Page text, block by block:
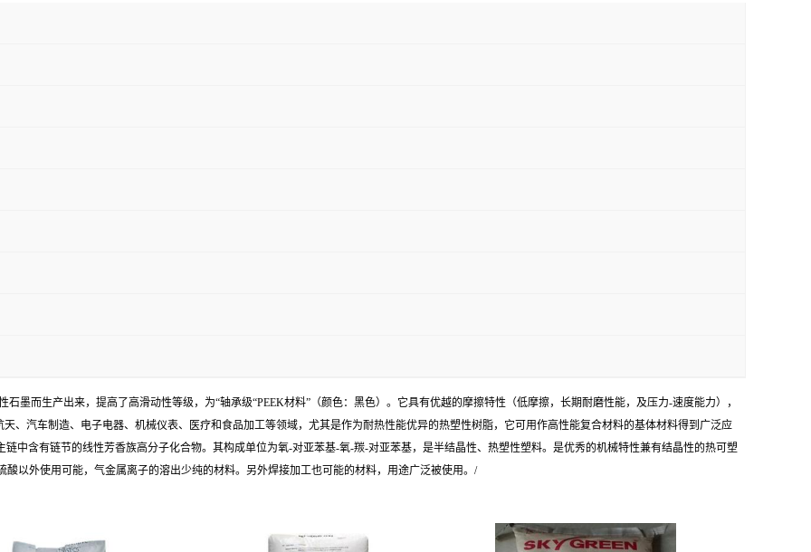
墨而生产出来，提高了高滑动性等级，为“轴承级“PEEK材料”（颜色：黑色）。它具有优越的摩擦特性（低摩擦，长期耐磨性能，及压力-速度能力），
、汽车制造、电子电器、机械仪表、医疗和食品加工等领域，尤其是作为耐热性能优异的热塑性树脂，它可用作高性能复合材料的基体材料得到广泛应
链中含有链节的线性芳香族高分子化合物。其构成单位为氧-对亚苯基-氧-羰-对亚苯基，是半结晶性、热塑性塑料。是优秀的机械特性兼有结晶性的热可塑
以外使用可能，气金属离子的溶出少纯的材料。另外焊接加工也可能的材料，用途广泛被使用。/